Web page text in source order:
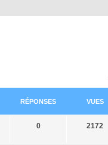
RÉPONSES VUES
0 2172